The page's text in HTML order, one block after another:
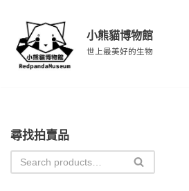
Skip
to
content
小熊貓博物館
世上最美好的生物
尋找拍賣品